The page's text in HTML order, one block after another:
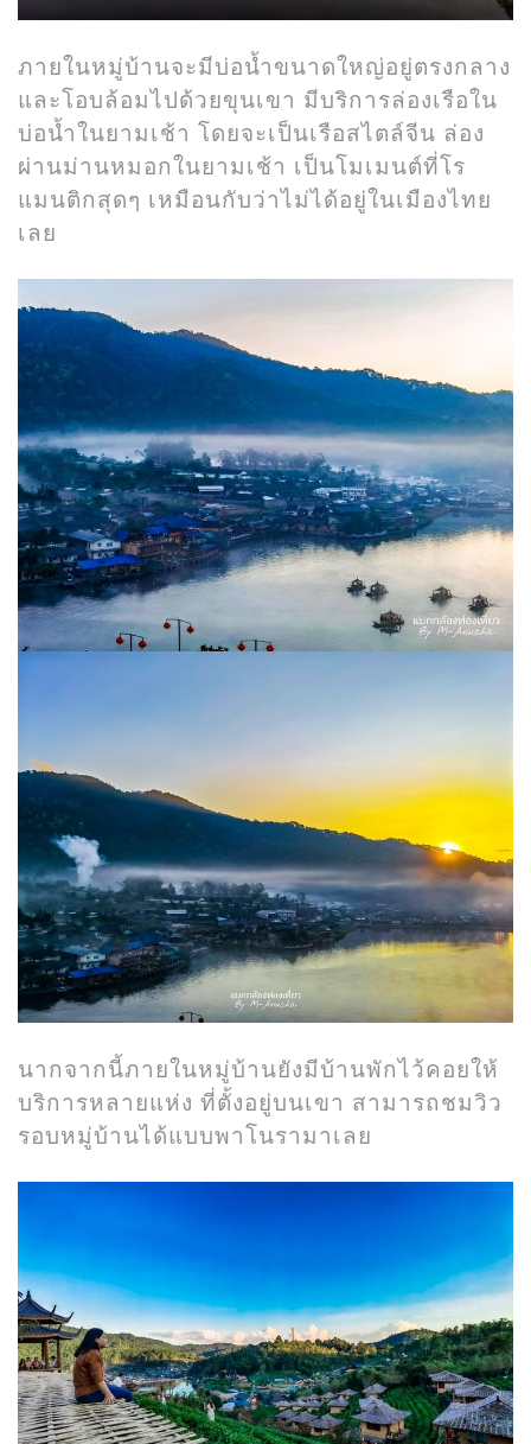
ภายในหมู่บ้านจะมีบ่อน้ำขนาดใหญ่อยู่ตรงกลาง
และโอบล้อมไปด้วยขุนเขา มีบริการล่องเรือใน
บ่อน้ำในยามเช้า โดยจะเป็นเรือสไตล์จีน ล่อง
ผ่านม่านหมอกในยามเช้า เป็นโมเมนต์ที่โร
แมนติกสุดๆ เหมือนกับว่าไม่ได้อยู่ในเมืองไทย
เลย
นากจากนี้ภายในหมู่บ้านยังมีบ้านพักไว้คอยให้
บริการหลายแห่ง ที่ตั้งอยู่บนเขา สามารถชมวิว
รอบหมู่บ้านได้แบบพาโนรามาเลย